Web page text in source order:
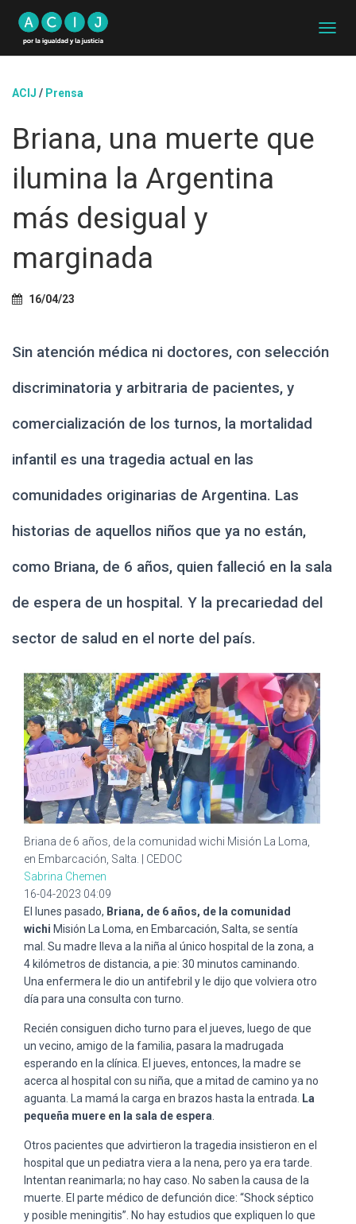
A
Ó
ACIJ / Prensa
Briana, una muerte que
ilumina la Argentina
más desigual y
marginada
16/04/23
Sin atención médica ni doctores, con selección
discriminatoria y arbitraria de pacientes, y
comercialización de los turnos, la mortalidad
infantil es una tragedia actual en las
comunidades originarias de Argentina. Las
historias de aquellos niños que ya no están,
como Briana, de 6 años, quien falleció en la sala
de espera de un hospital. Y la precariedad del
sector de salud en el norte del país.
Briana de 6 años, de la comunidad wichi Misión La Loma,
en Embarcación, Salta.
| CEDOC
Sabrina Chemen
16-04-2023 04:09
El lunes pasado, Briana, de 6 años, de la comunidad
wichi Misión La Loma, en Embarcación, Salta, se sentía
mal. Su madre lleva a la niña al único hospital de la zona, a
4 kilómetros de distancia, a pie: 30 minutos caminando.
Una enfermera le dio un antifebril y le dijo que volviera otro
día para una consulta con turno.
Recién consiguen dicho turno para el jueves, luego de que
un vecino, amigo de la familia, pasara la madrugada
esperando en la clínica. El jueves, entonces, la madre se
acerca al hospital con su niña, que a mitad de camino ya no
aguanta. La mamá la carga en brazos hasta la entrada.
La
pequeña muere en la sala de espera
Otros pacientes que advirtieron la tragedia insistieron en el
hospital que un pediatra viera a la nena, pero ya era tarde.
Intentan reanimarla; no hay caso. No saben la causa de la
muerte. El parte médico de defunción dice: “Shock séptico
y posible meningitis”. No hay estudios que expliquen lo que